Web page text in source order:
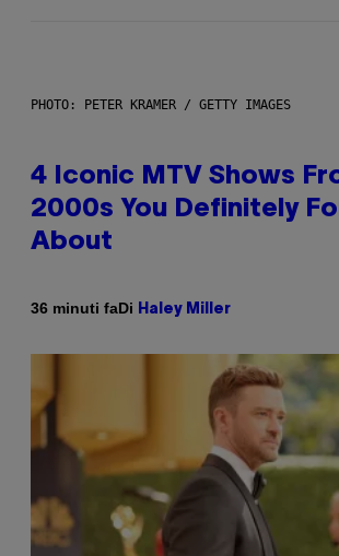
PHOTO: PETER KRAMER / GETTY IMAGES
4 Iconic MTV Shows
2000s You Definitely
About
36 minuti faDi Haley Miller